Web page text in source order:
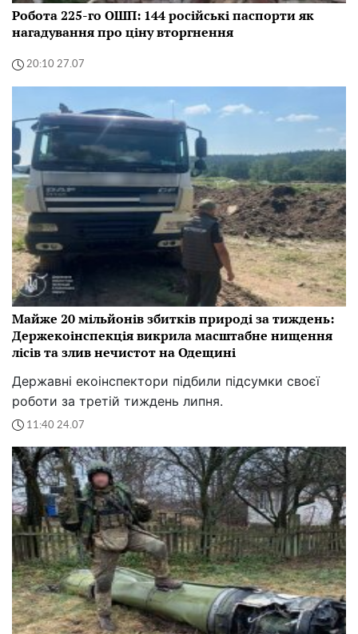
Робота 225-го ОШП: 144 російські паспорти як
нагадування про ціну вторгнення
20:10 27.07
Майже 20 мільйонів збитків природі за тиждень:
Держекоінспекція викрила масштабне нищення
лісів та злив нечистот на Одещині
Державні екоінспектори підбили підсумки своєї
роботи за третій тиждень липня.
11:40 24.07